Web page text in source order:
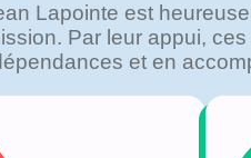
Lapointe est
Par leur appui,
et en